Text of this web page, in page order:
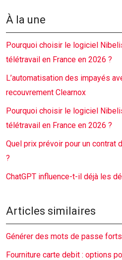
À la une
Pourquoi choisir le logiciel
télétravail en France en 2026 ?
L’automatisation des impayés
recouvrement Clearnox
Pourquoi choisir le logiciel
télétravail en France en 2026 ?
Quel prix prévoir pour un contrat
?
ChatGPT influence-t-il déjà les
Articles similaires
Générer des mots de passe
Fourniture carte debit : options